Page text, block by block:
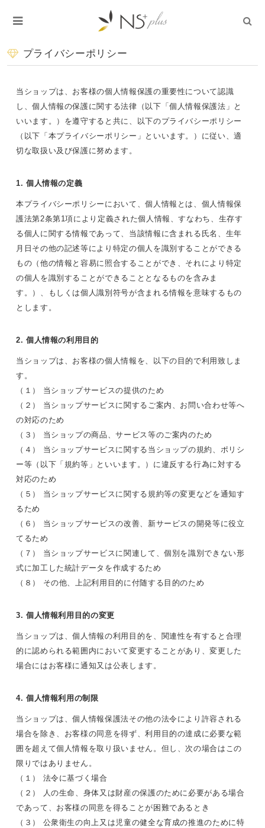
プライバシーポリシー
当ショップは、お客様の個人情報保護の重要性について認識
し、個人情報の保護に関する法律（以下「個人情報保護法」と
いいます。）を遵守すると共に、以下のプライバシーポリシー
（以下「本プライバシーポリシー」といいます。）に従い、適
切な取扱い及び保護に努めます。
1. 個人情報の定義
本プライバシーポリシーにおいて、個人情報とは、個人情報保
護法第2条第1項により定義された個人情報、すなわち、生存す
る個人に関する情報であって、当該情報に含まれる氏名、生年
月日その他の記述等により特定の個人を識別することができる
もの（他の情報と容易に照合することができ、それにより特定
の個人を識別することができることとなるものを含みま
す。）、もしくは個人識別符号が含まれる情報を意味するもの
とします。
2. 個人情報の利用目的
当ショップは、お客様の個人情報を、以下の目的で利用致しま
す。
（１） 当ショップサービスの提供のため
（２） 当ショップサービスに関するご案内、お問い合わせ等へ
の対応のため
（３） 当ショップの商品、サービス等のご案内のため
（４） 当ショップサービスに関する当ショップの規約、ポリシ
ー等（以下「規約等」といいます。）に違反する行為に対する
対応のため
（５） 当ショップサービスに関する規約等の変更などを通知す
るため
（６） 当ショップサービスの改善、新サービスの開発等に役立
てるため
（７） 当ショップサービスに関連して、個別を識別できない形
式に加工した統計データを作成するため
（８） その他、上記利用目的に付随する目的のため
3. 個人情報利用目的の変更
当ショップは、個人情報の利用目的を、関連性を有すると合理
的に認められる範囲内において変更することがあり、変更した
場合にはお客様に通知又は公表します。
4. 個人情報利用の制限
当ショップは、個人情報保護法その他の法令により許容される
場合を除き、お客様の同意を得ず、利用目的の達成に必要な範
囲を超えて個人情報を取り扱いません。但し、次の場合はこの
限りではありません。
（１） 法令に基づく場合
（２） 人の生命、身体又は財産の保護のために必要がある場合
であって、お客様の同意を得ることが困難であるとき
（３） 公衆衛生の向上又は児童の健全な育成の推進のために特